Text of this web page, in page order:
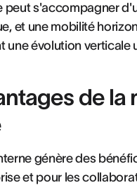
peut s'accompagner
et une mobilité
une évolution verticale
de la
génère des
et pour les